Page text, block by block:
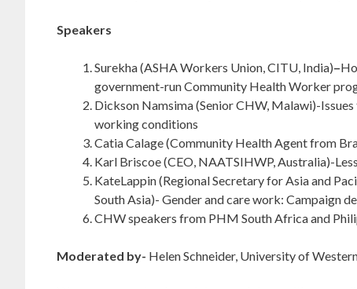
Speakers
Surekha (ASHA Workers Union, CITU, India)–
government-run Community Health Worker
Dickson Namsima (Senior CHW, Malawi)-
working conditions
Catia Calage (Community Health Agent from
Karl Briscoe (CEO, NAATSIHWP, Australia)-
KateLappin (Regional Secretary for Asia and
South Asia)- Gender and care work: Campaign
CHW speakers from PHM South Africa and
Moderated by- Helen Schneider, University of